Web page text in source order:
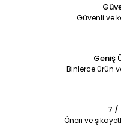
Güvenli ve
Geniş
Binlerce ürün
7 /
Öneri ve